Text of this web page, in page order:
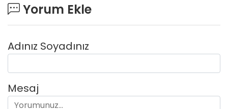
Yorum Ekle
Adınız Soyadınız
Mesaj